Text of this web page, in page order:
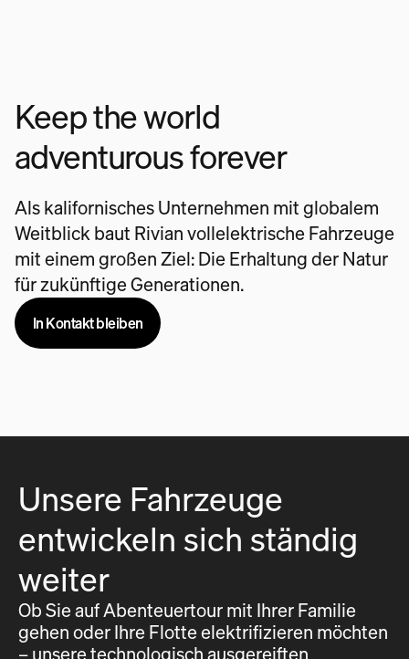
Keep the world
adventurous forever
Als kalifornisches Unternehmen mit globalem
Weitblick baut Rivian vollelektrische Fahrzeuge
mit einem großen Ziel: Die Erhaltung der Natur
für zukünftige Generationen.
In Kontakt bleiben
Unsere Fahrzeuge
entwickeln sich ständig
weiter
Ob Sie auf Abenteuertour mit Ihrer Familie
gehen oder Ihre Flotte elektrifizieren möchten
– unsere technologisch ausgereiften